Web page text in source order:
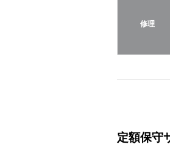
修理
定額保守